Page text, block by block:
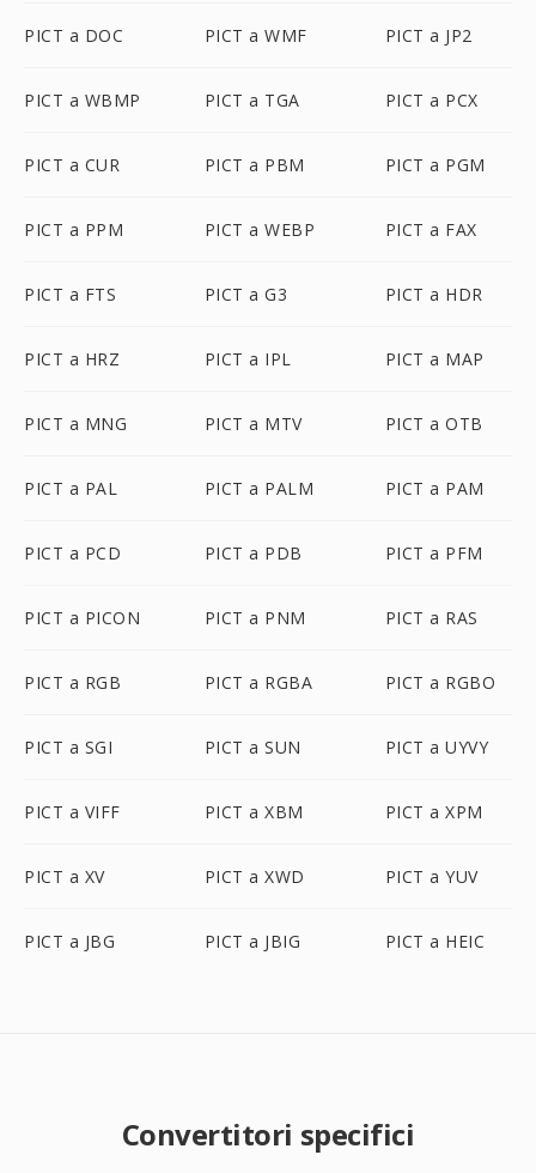
PICT a DOC PICT a WMF PICT a JP2
PICT a WBMP PICT a TGA PICT a PCX
PICT a CUR PICT a PBM PICT a PGM
PICT a PPM PICT a WEBP PICT a FAX
PICT a FTS PICT a G3 PICT a HDR
PICT a HRZ PICT a IPL PICT a MAP
PICT a MNG PICT a MTV PICT a OTB
PICT a PAL PICT a PALM PICT a PAM
PICT a PCD PICT a PDB PICT a PFM
PICT a PICON PICT a PNM PICT a RAS
PICT a RGB PICT a RGBA PICT a RGBO
PICT a SGI PICT a SUN PICT a UYVY
PICT a VIFF PICT a XBM PICT a XPM
PICT a XV PICT a XWD PICT a YUV
PICT a JBG PICT a JBIG PICT a HEIC
Convertitori specifici